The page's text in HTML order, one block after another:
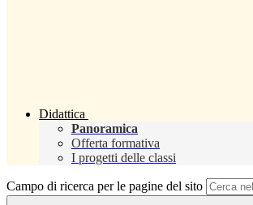
Didattica
Panoramica
Offerta formativa
I progetti delle classi
Campo di ricerca per le pagine del sito